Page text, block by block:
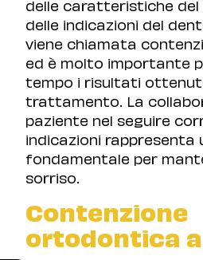
delle caratteristiche del
delle indicazioni del
viene chiamata
ed è molto importante
tempo i risultati
trattamento. La
paziente nel seguire
indicazioni rappresenta
fondamentale per
sorriso.
Contenzione
ortodontica